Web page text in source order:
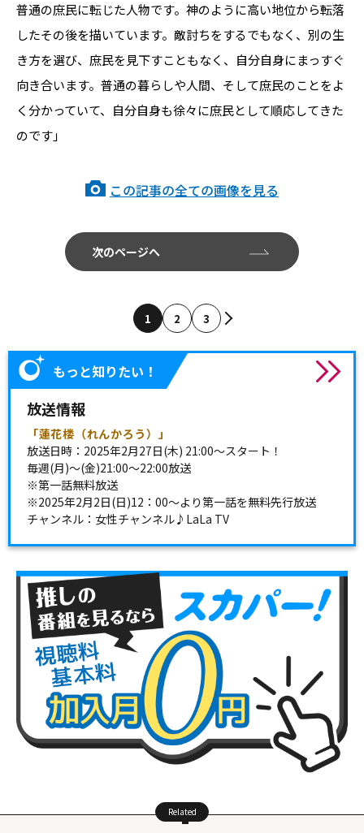
普通の庶民に転じた人物です。神のように高い地位から転落
したその後を描いています。敵討ちをするでもなく、別の生
き方を選び、庶民を見下すこともなく、自分自身にまっすぐ
向き合います。普通の暮らしや人間、そして庶民のことをよ
く分かっていて、自分自身も徐々に庶民として順応してきた
のです」
この記事の全ての画像を見る
次のページへ
1 2 3
もっと知りたい！
放送情報
「蓮花楼（れんかろう）」
放送日時：2025年2月27日(木) 21:00～スタート！
毎週(月)～(金)21:00～22:00放送
※第一話無料放送
※2025年2月2日(日)12：00～より第一話を無料先行放送
チャンネル： 女性チャンネル♪LaLa TV
Related